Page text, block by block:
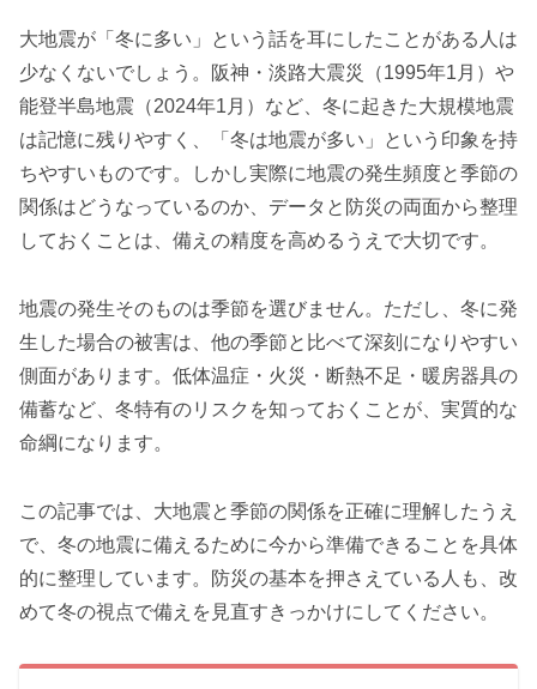
大地震が「冬に多い」という話を耳にしたことがある人は
少なくないでしょう。阪神・淡路大震災（1995年1月）や
能登半島地震（2024年1月）など、冬に起きた大規模地震
は記憶に残りやすく、「冬は地震が多い」という印象を持
ちやすいものです。しかし実際に地震の発生頻度と季節の
関係はどうなっているのか、データと防災の両面から整理
しておくことは、備えの精度を高めるうえで大切です。
地震の発生そのものは季節を選びません。ただし、冬に発
生した場合の被害は、他の季節と比べて深刻になりやすい
側面があります。低体温症・火災・断熱不足・暖房器具の
備蓄など、冬特有のリスクを知っておくことが、実質的な
命綱になります。
この記事では、大地震と季節の関係を正確に理解したうえ
で、冬の地震に備えるために今から準備できることを具体
的に整理しています。防災の基本を押さえている人も、改
めて冬の視点で備えを見直すきっかけにしてください。